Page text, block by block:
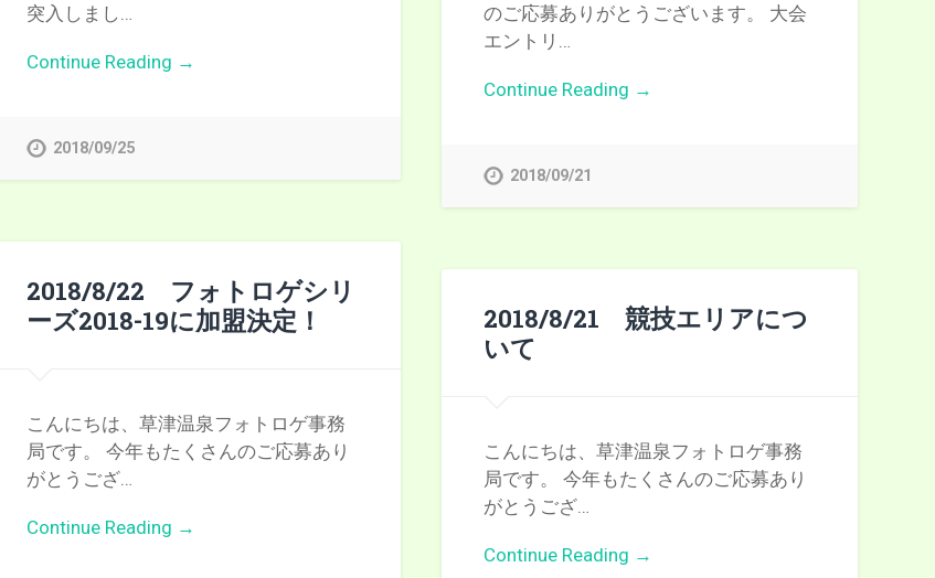
突入しまし…
Continue Reading →
2018/09/25
のご応募ありがとうございます。 大会
エントリ…
Continue Reading →
2018/09/21
2018/8/22 フォトロゲシリ
ーズ2018-19に加盟決定！
こんにちは、草津温泉フォトロゲ事務
局です。 今年もたくさんのご応募あり
がとうござ…
Continue Reading →
2018/8/21 競技エリアにつ
いて
こんにちは、草津温泉フォトロゲ事務
局です。 今年もたくさんのご応募あり
がとうござ…
Continue Reading →